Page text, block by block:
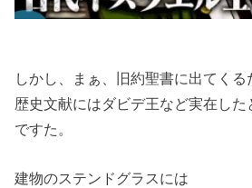
しかし、まぁ、旧約聖書に出てく
歴史文献にはダビデ王など実在し
ですた。
建物のステンドグラスには